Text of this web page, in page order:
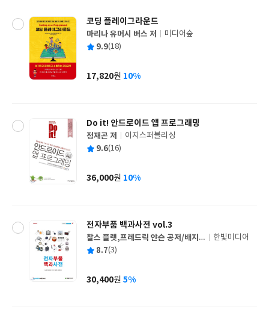
코딩 플레이그라운드
글
쓴
마리나 유머시 버스 저
출
사
미디어숲
평 9.9(18)
가
17,820원 10%
Do it! 안드로이드 앱 프로그래밍
글
쓴
정재곤 저
출
사
이지스퍼블리싱
평 9.6(16)
가
36,000원 10%
전자부품 백과사전 vol.3
글
쓴
찰스 플랫,프레드릭 얀슨 공저/배지
은,이하영 공역
출
사
한빛미디어
평 8.7(3)
가
30,400원 5%